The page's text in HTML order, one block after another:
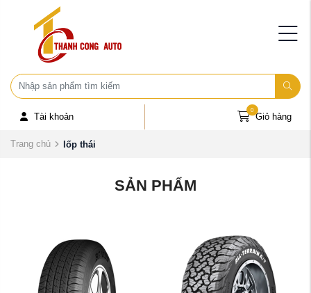
Tài khoản Giỏ hàng
0
Trang chủ lốp thái
SẢN PHẨM